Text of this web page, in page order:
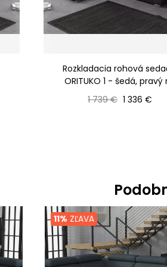
Rozkladacia rohová
ORITUKO 1 - šedá, pravý
Bežná cena
1 739 € Cena
1 336 €
11% ZĽAVA